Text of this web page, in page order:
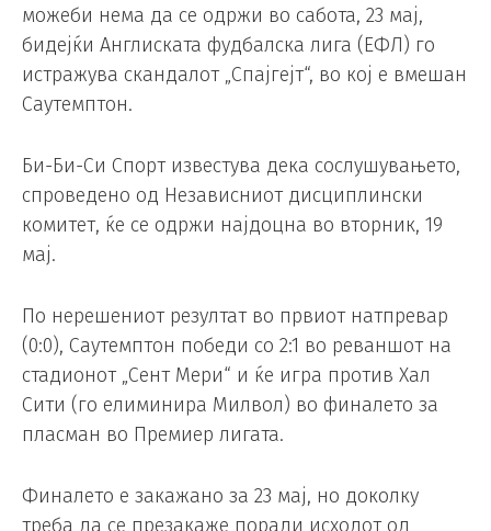
можеби нема да се одржи во сабота, 23 мај,
бидејќи Англиската фудбалска лига (ЕФЛ) го
истражува скандалот „Спајгејт“, во кој е вмешан
Саутемптон.
Би-Би-Си Спорт известува дека сослушувањето,
спроведено од Независниот дисциплински
комитет, ќе се одржи најдоцна во вторник, 19
мај.
По нерешениот резултат во првиот натпревар
(0:0), Саутемптон победи со 2:1 во реваншот на
стадионот „Сент Мери“ и ќе игра против Хал
Сити (го елиминира Милвол) во финалето за
пласман во Премиер лигата.
Финалето е закажано за 23 мај, но доколку
треба да се презакаже поради исходот од